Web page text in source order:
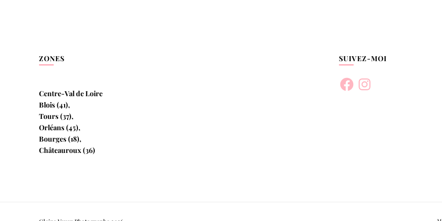
ZONES
Centre-Val de Loire
Blois (41),
Tours (37),
Orléans (45),
Bourges (18),
Châteauroux (36)
SUIVEZ-MOI
FacebookInstagram